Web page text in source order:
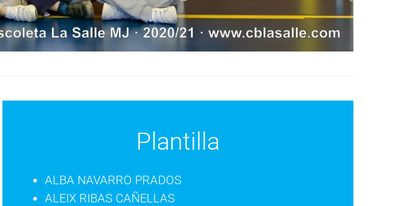
Plantilla
ALBA NAVARRO PRADOS
ALEIX RIBAS CAÑELLAS